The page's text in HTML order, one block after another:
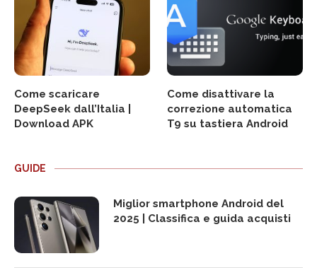
Come scaricare
DeepSeek dall’Italia |
Download APK
Come disattivare la
correzione automatica
T9 su tastiera Android
GUIDE
Miglior smartphone Android del
2025 | Classifica e guida acquisti